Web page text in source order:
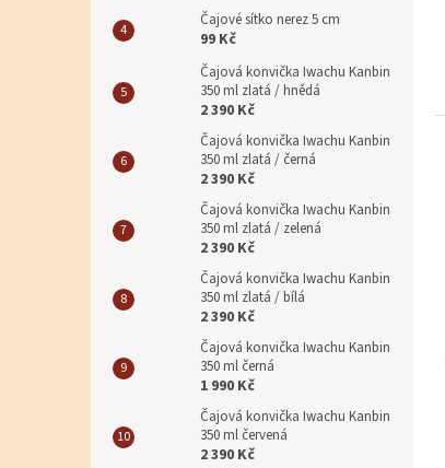
Čajové sítko nerez 5 cm
99 Kč
Čajová konvička Iwachu Kanbin
350 ml zlatá / hnědá
2 390 Kč
Čajová konvička Iwachu Kanbin
350 ml zlatá / černá
2 390 Kč
Čajová konvička Iwachu Kanbin
350 ml zlatá / zelená
2 390 Kč
Čajová konvička Iwachu Kanbin
350 ml zlatá / bílá
2 390 Kč
Čajová konvička Iwachu Kanbin
350 ml černá
1 990 Kč
Čajová konvička Iwachu Kanbin
350 ml červená
2 390 Kč